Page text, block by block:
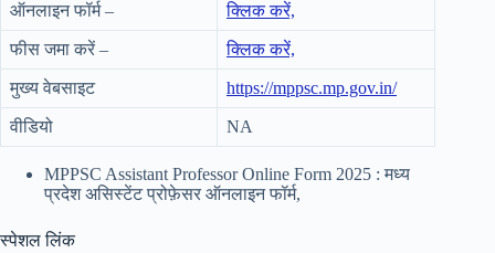
ऑनलाइन फॉर्म – क्लिक करें,
फीस जमा करें – क्लिक करें,
मुख्य वेबसाइट https://mppsc.mp.gov.in/
वीडियो NA
MPPSC Assistant Professor Online Form 2025 : मध्य
प्रदेश असिस्टेंट प्रोफ़ेसर ऑनलाइन फॉर्म,
स्पेशल लिंक